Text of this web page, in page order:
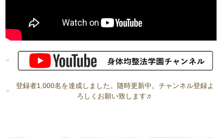
登録者1,000名を達成しました。随時更新中。チャンネル登録よ
ろしくお願い致します♬